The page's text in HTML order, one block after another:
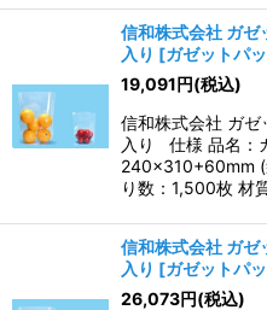
信和株式会社 ガ
入り [ガゼットパ
19,091円(税込)
信和株式会社 ガ
入り 仕様 品名：
240×310+60mm (
り数：1,500枚 材
信和株式会社 ガ
入り [ガゼットパ
26,073円(税込)